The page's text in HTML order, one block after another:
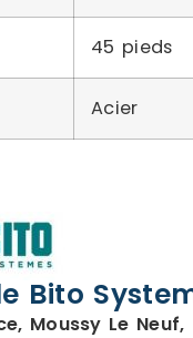
45 pieds
Acier
Bito
Moussy Le